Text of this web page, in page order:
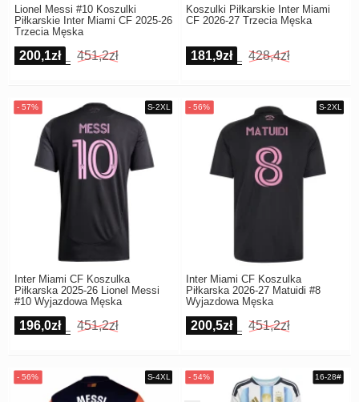
Lionel Messi #10 Koszulki
Piłkarskie Inter Miami CF 2025-26
Trzecia Męska
200,1zł 451,2zł
Koszulki Piłkarskie Inter Miami
CF 2026-27 Trzecia Męska
181,9zł 428,4zł
Inter Miami CF Koszulka
Piłkarska 2025-26 Lionel Messi
#10 Wyjazdowa Męska
196,0zł 451,2zł
Inter Miami CF Koszulka
Piłkarska 2026-27 Matuidi #8
Wyjazdowa Męska
200,5zł 451,2zł